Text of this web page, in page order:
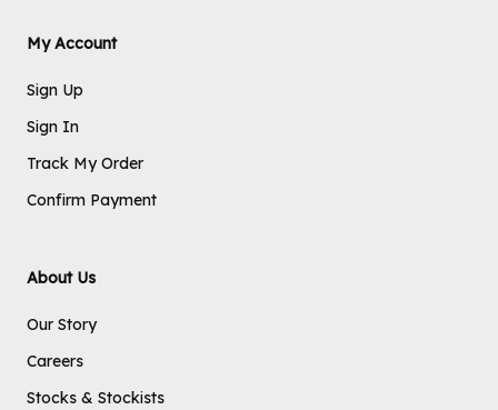
My Account
Sign Up
Sign In
Track My Order
Confirm Payment
About Us
Our Story
Careers
Stocks & Stockists